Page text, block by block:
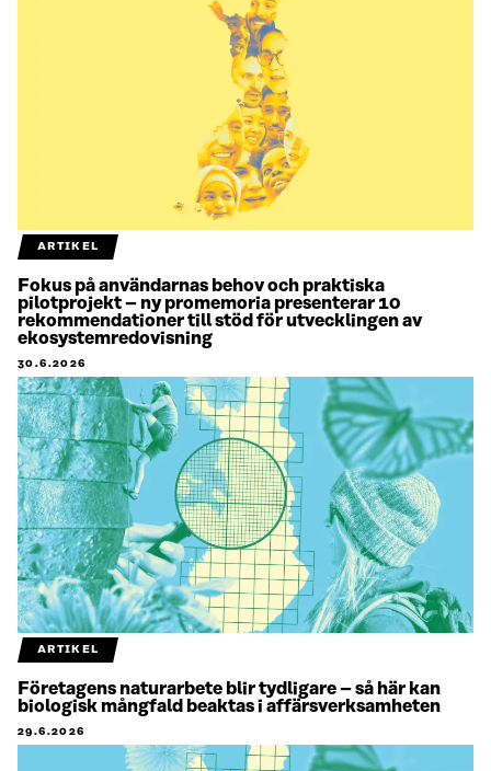
ARTIKEL
Fokus på användarnas behov och praktiska
pilotprojekt – ny promemoria presenterar 10
rekommendationer till stöd för utvecklingen av
ekosystemredovisning
30.6.2026
ARTIKEL
Företagens naturarbete blir tydligare – så här kan
biologisk mångfald beaktas i affärsverksamheten
29.6.2026